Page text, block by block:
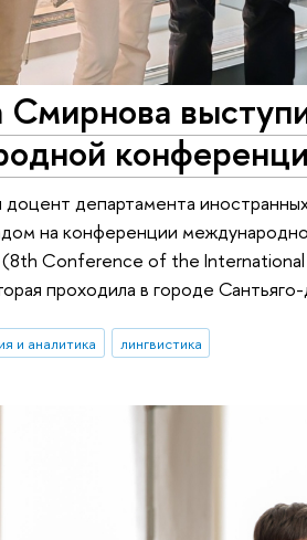
Смирнова
доцент департамента
на конференции
(8th Conference of the
проходила в городе
и аналитика лингвистика